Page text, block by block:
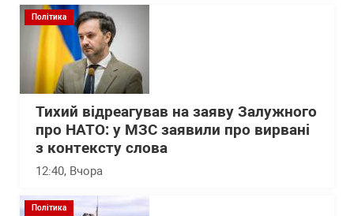
Політика
Тихий відреагував на заяву Залужного
про НАТО: у МЗС заявили про вирвані
з контексту слова
12:40, Вчора
Політика